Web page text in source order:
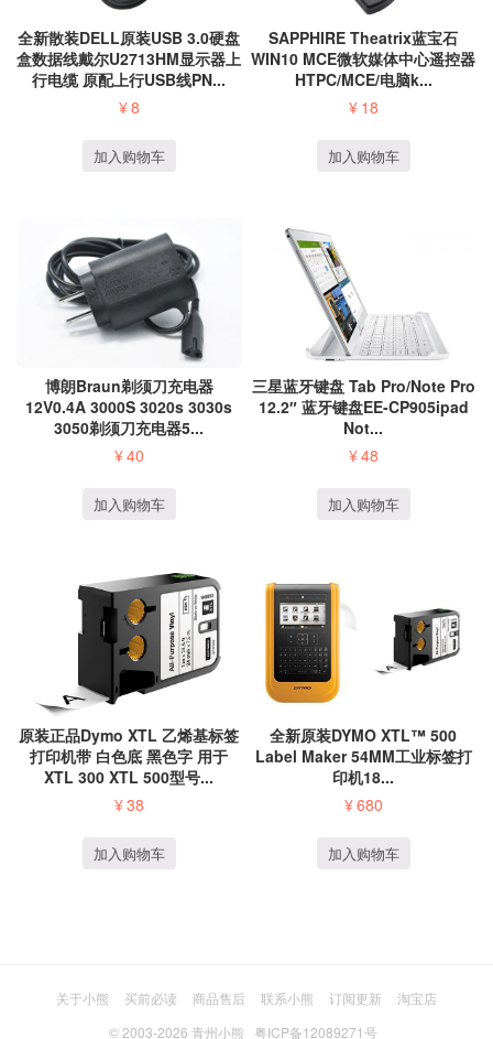
全新散装DELL原装USB 3.0硬盘
盒数据线戴尔U2713HM显示器上
行电缆 原配上行USB线PN...
¥8
加入购物车
SAPPHIRE Theatrix蓝宝石
WIN10 MCE微软媒体中心遥控器
HTPC/MCE/电脑k...
¥ 18
加入购物车
博朗Braun剃须刀充电器
12V0.4A 3000S 3020s 3030s
3050剃须刀充电器5...
¥40
加入购物车
三星蓝牙键盘 Tab Pro/Note Pro
12.2″ 蓝牙键盘EE-CP905ipad
Not...
¥48
加入购物车
原装正品Dymo XTL 乙烯基标签
打印机带 白色底 黑色字 用于
XTL 300 XTL 500型号...
¥38
加入购物车
全新原装DYMO XTL™ 500
Label Maker 54MM工业标签打
印机18...
¥680
加入购物车
关于小熊 买前必读 商品售后 联系小熊 订阅更新
淘宝店
© 2003-2026 青州小熊 粤ICP备12089271号